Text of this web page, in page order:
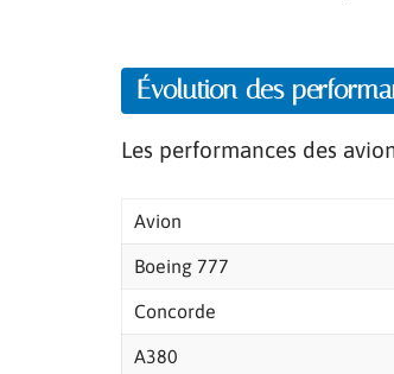
Évolution des
Les performances des
Avion
Boeing 777
Concorde
A380